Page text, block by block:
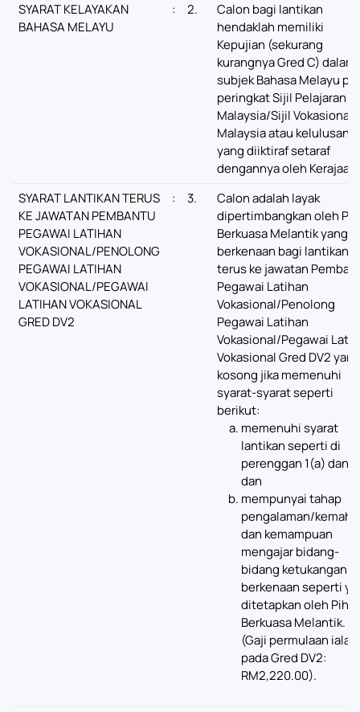
SYARAT KELAYAKAN
BAHASA MELAYU
: 2.
Calon bagi lantikan
hendaklah memiliki
Kepujian (sekurang
kurangnya Gred C) dalam
subjek Bahasa Melayu
peringkat Sijil Pelajaran
Malaysia/Sijil Vokasional
Malaysia atau kelulusan
yang diiktiraf setaraf
dengannya oleh Kerajaan.
SYARAT LANTIKAN TERUS
KE JAWATAN PEMBANTU
PEGAWAI LATIHAN
VOKASIONAL/PENOLONG
PEGAWAI LATIHAN
VOKASIONAL/PEGAWAI
LATIHAN VOKASIONAL
GRED DV2
: 3.
Calon adalah layak
dipertimbangkan oleh
Berkuasa Melantik yang
berkenaan bagi lantikan
terus ke jawatan
Pegawai Latihan
Vokasional/Penolong
Pegawai Latihan
Vokasional/Pegawai
Vokasional Gred DV2 yang
kosong jika memenuhi
syarat-syarat seperti
berikut:
memenuhi syarat
lantikan seperti di
perenggan 1(a) dan
dan
mempunyai tahap
pengalaman/
dan kemampuan
mengajar bidang-
bidang ketukangan
berkenaan seperti
ditetapkan oleh Pihak
Berkuasa Melantik.
(Gaji permulaan ialah
pada Gred DV2:
RM2,220.00).